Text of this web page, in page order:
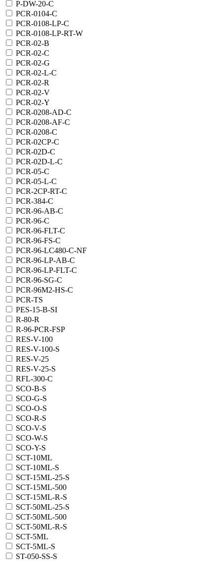
P-DW-20-C
PCR-0104-C
PCR-0108-LP-C
PCR-0108-LP-RT-W
PCR-02-B
PCR-02-C
PCR-02-G
PCR-02-L-C
PCR-02-R
PCR-02-V
PCR-02-Y
PCR-0208-AD-C
PCR-0208-AF-C
PCR-0208-C
PCR-02CP-C
PCR-02D-C
PCR-02D-L-C
PCR-05-C
PCR-05-L-C
PCR-2CP-RT-C
PCR-384-C
PCR-96-AB-C
PCR-96-C
PCR-96-FLT-C
PCR-96-FS-C
PCR-96-LC480-C-NF
PCR-96-LP-AB-C
PCR-96-LP-FLT-C
PCR-96-SG-C
PCR-96M2-HS-C
PCR-TS
PES-15-B-SI
R-80-R
R-96-PCR-FSP
RES-V-100
RES-V-100-S
RES-V-25
RES-V-25-S
RFL-300-C
SCO-B-S
SCO-G-S
SCO-O-S
SCO-R-S
SCO-V-S
SCO-W-S
SCO-Y-S
SCT-10ML
SCT-10ML-S
SCT-15ML-25-S
SCT-15ML-500
SCT-15ML-R-S
SCT-50ML-25-S
SCT-50ML-500
SCT-50ML-R-S
SCT-5ML
SCT-5ML-S
ST-050-SS-S